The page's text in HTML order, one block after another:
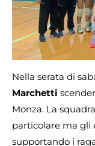
Nella serata di
Marchetti
Monza. La
particolare ma gli
supportando i